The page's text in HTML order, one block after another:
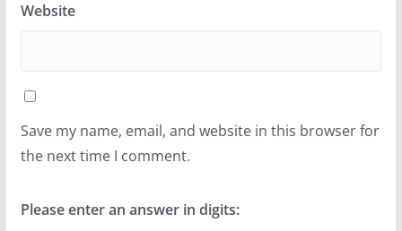
Website
Save my name, email, and website in this browser for
the next time I comment.
Please enter an answer in digits: